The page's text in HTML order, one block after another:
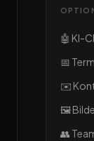
🤖 KI-
📅
✉️
🖼️
👥